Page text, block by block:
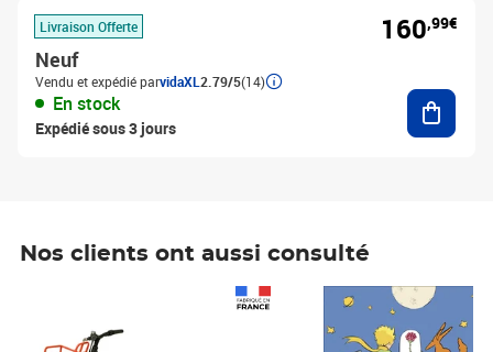
Livraison Offerte
Neuf
Vendu et expédié parvidaXL 2.79/5(14)
En stock
Expédié sous 3 jours
160,99€
Nos clients ont aussi consulté
Prix 7,50€